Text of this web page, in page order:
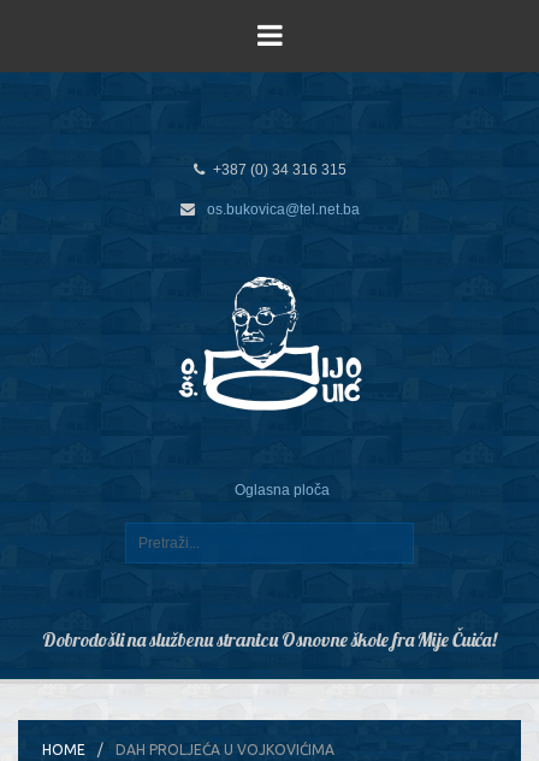
+387 (0) 34 316 315
os.bukovica@tel.net.ba
Oglasna ploča
Dobrodošli na službenu stranicu Osnovne škole fra Mije Čuića!
HOME DAH PROLJEĆA U VOJKOVIĆIMA